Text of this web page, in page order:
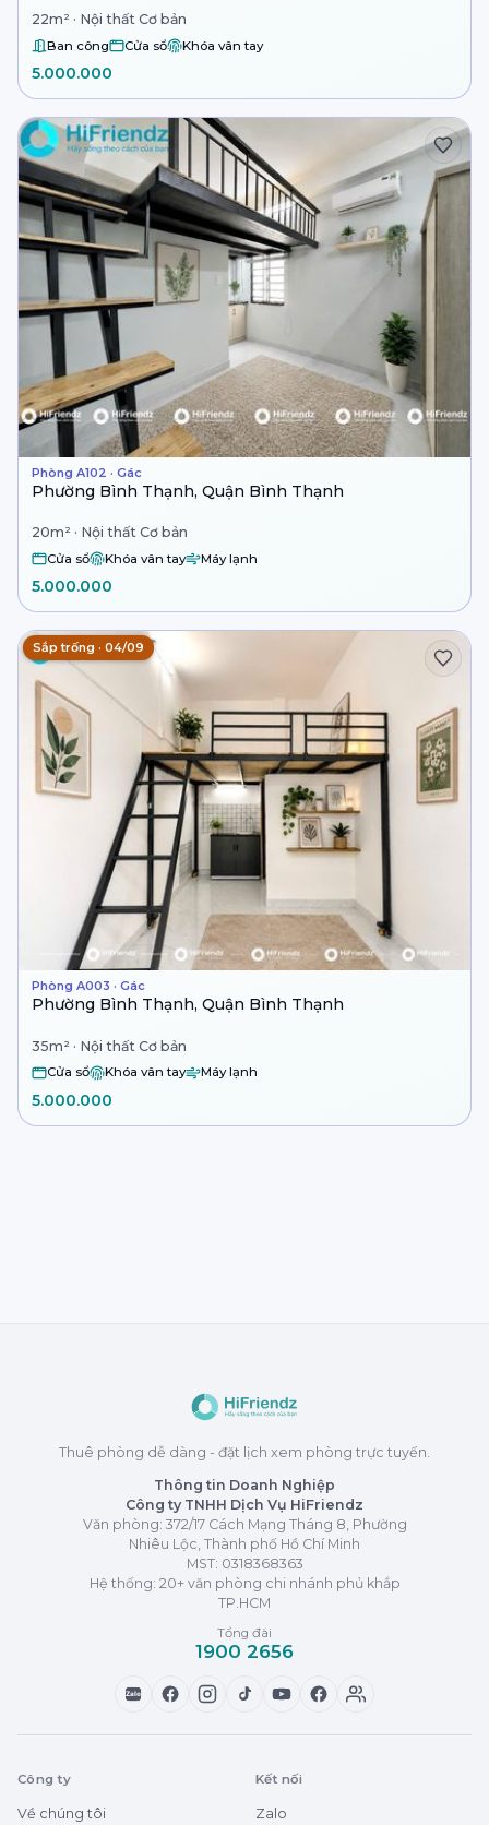
22m² · Nội thất Cơ bản
Ban công Cửa sổ Khóa vân tay
5.000.000
Phòng A102 · Gác
Phường Bình Thạnh, Quận Bình Thạnh
20m² · Nội thất Cơ bản
Cửa sổ Khóa vân tay Máy lạnh
5.000.000
Sắp trống · 04/09
Phòng A003 · Gác
Phường Bình Thạnh, Quận Bình Thạnh
35m² · Nội thất Cơ bản
Cửa sổ Khóa vân tay Máy lạnh
5.000.000
Thuê phòng dễ dàng - đặt lịch xem phòng trực tuyến.
Thông tin Doanh Nghiệp
Công ty TNHH Dịch Vụ HiFriendz
Văn phòng: 372/17 Cách Mạng Tháng 8, Phường
Nhiêu Lộc, Thành phố Hồ Chí Minh
MST: 0318368363
Hệ thống: 20+ văn phòng chi nhánh phủ khắp
TP.HCM
Tổng đài
1900 2656
Zalo
Công ty
Về chúng tôi
Kết nối
Zalo